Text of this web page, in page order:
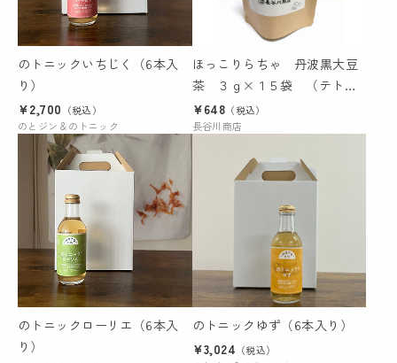
のトニックいちじく（6本入
り）
¥2,700 （税込）
のとジン＆のトニック
ほっこりらちゃ 丹波黒大豆
茶 ３ｇ×１５袋 （テトラ
タグ付ティーバッグ）
¥648 （税込）
長谷川商店
のトニックローリエ（6本入
り）
のトニックゆず（6本入り）
¥3,024 （税込）